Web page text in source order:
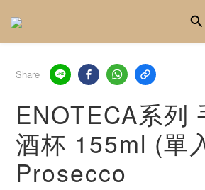
Share
ENOTECA系列
酒杯 155ml (單
Prosecco